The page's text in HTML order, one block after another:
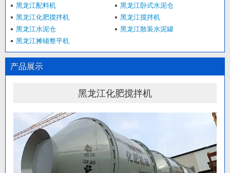
黑龙江配料机
黑龙江卧式水泥仓
黑龙江化肥搅拌机
黑龙江搅拌机
黑龙江水泥仓
黑龙江散装水泥罐
黑龙江摊铺整平机
产品展示
黑龙江化肥搅拌机